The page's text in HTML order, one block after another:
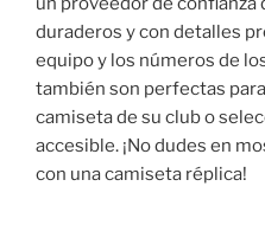
duraderos y con detalles
equipo y los números de
también son perfectas
camiseta de su club o
accesible. ¡No dudes en
con una camiseta réplica!